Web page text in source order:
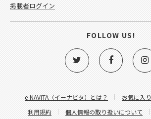
e-NAVITA（イーナビタ）とは？ お気に入り
利用規約
個人情報の取り扱いについて
掲載者ログイン
FOLLOW US!